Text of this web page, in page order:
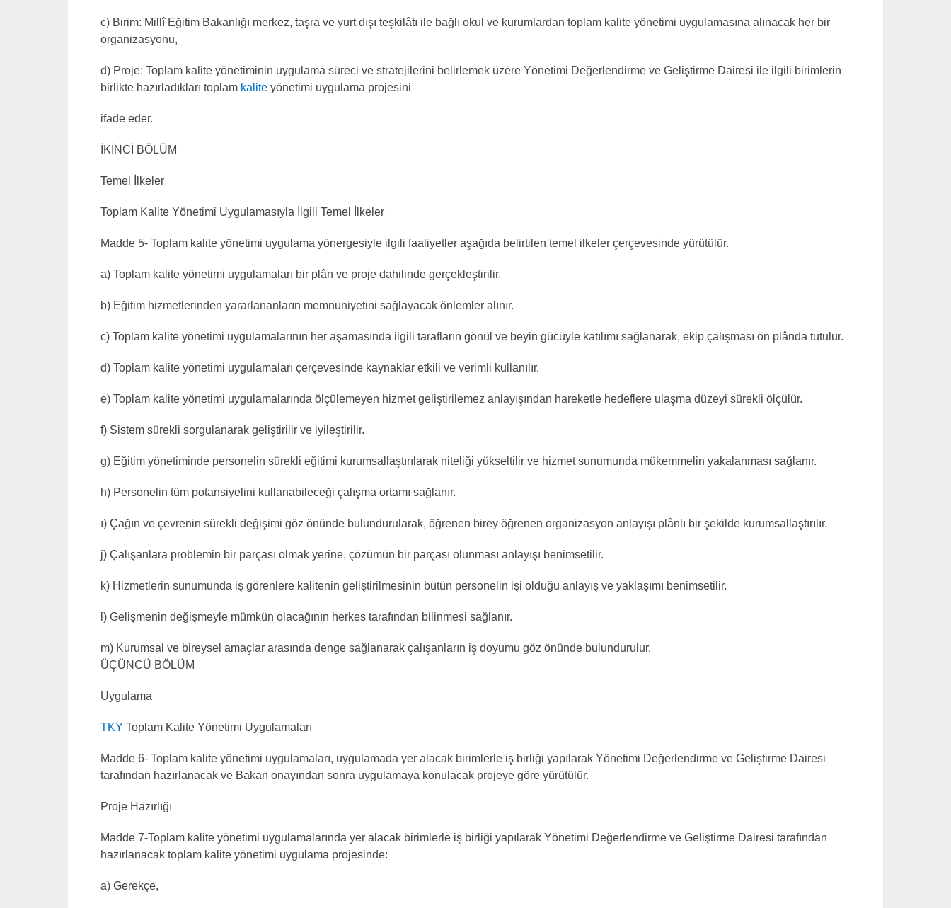
c) Birim: Millî Eğitim Bakanlığı merkez, taşra ve yurt dışı teşkilâtı ile bağlı okul ve kurumlardan toplam kalite yönetimi uygulamasına alınacak her bir
organizasyonu,
d) Proje: Toplam kalite yönetiminin uygulama süreci ve stratejilerini belirlemek üzere Yönetimi Değerlendirme ve Geliştirme Dairesi ile ilgili birimlerin
birlikte hazırladıkları toplam kalite yönetimi uygulama projesini
ifade eder.
İKİNCİ BÖLÜM
Temel İlkeler
Toplam Kalite Yönetimi Uygulamasıyla İlgili Temel İlkeler
Madde 5- Toplam kalite yönetimi uygulama yönergesiyle ilgili faaliyetler aşağıda belirtilen temel ilkeler çerçevesinde yürütülür.
a) Toplam kalite yönetimi uygulamaları bir plân ve proje dahilinde gerçekleştirilir.
b) Eğitim hizmetlerinden yararlananların memnuniyetini sağlayacak önlemler alınır.
c) Toplam kalite yönetimi uygulamalarının her aşamasında ilgili tarafların gönül ve beyin gücüyle katılımı sağlanarak, ekip çalışması ön plânda tutulur.
d) Toplam kalite yönetimi uygulamaları çerçevesinde kaynaklar etkili ve verimli kullanılır.
e) Toplam kalite yönetimi uygulamalarında ölçülemeyen hizmet geliştirilemez anlayışından hareketle hedeflere ulaşma düzeyi sürekli ölçülür.
f) Sistem sürekli sorgulanarak geliştirilir ve iyileştirilir.
g) Eğitim yönetiminde personelin sürekli eğitimi kurumsallaştırılarak niteliği yükseltilir ve hizmet sunumunda mükemmelin yakalanması sağlanır.
h) Personelin tüm potansiyelini kullanabileceği çalışma ortamı sağlanır.
ı) Çağın ve çevrenin sürekli değişimi göz önünde bulundurularak, öğrenen birey öğrenen organizasyon anlayışı plânlı bir şekilde kurumsallaştırılır.
j) Çalışanlara problemin bir parçası olmak yerine, çözümün bir parçası olunması anlayışı benimsetilir.
k) Hizmetlerin sunumunda iş görenlere kalitenin geliştirilmesinin bütün personelin işi olduğu anlayış ve yaklaşımı benimsetilir.
l) Gelişmenin değişmeyle mümkün olacağının herkes tarafından bilinmesi sağlanır.
m) Kurumsal ve bireysel amaçlar arasında denge sağlanarak çalışanların iş doyumu göz önünde bulundurulur.
ÜÇÜNCÜ BÖLÜM
Uygulama
TKY Toplam Kalite Yönetimi Uygulamaları
Madde 6- Toplam kalite yönetimi uygulamaları, uygulamada yer alacak birimlerle iş birliği yapılarak Yönetimi Değerlendirme ve Geliştirme Dairesi
tarafından hazırlanacak ve Bakan onayından sonra uygulamaya konulacak projeye göre yürütülür.
Proje Hazırlığı
Madde 7-Toplam kalite yönetimi uygulamalarında yer alacak birimlerle iş birliği yapılarak Yönetimi Değerlendirme ve Geliştirme Dairesi tarafından
hazırlanacak toplam kalite yönetimi uygulama projesinde:
a) Gerekçe,